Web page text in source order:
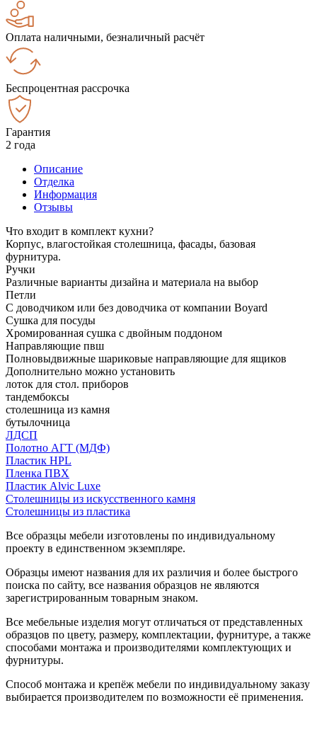
Оплата наличными, безналичный расчёт
Беспроцентная рассрочка
Гарантия
2 года
Описание
Отделка
Информация
Отзывы
Что входит в комплект кухни?
Корпус, влагостойкая столешница, фасады, базовая
фурнитура.
Ручки
Различные варианты дизайна и материала на выбор
Петли
С доводчиком или без доводчика от компании Boyard
Сушка для посуды
Хромированная сушка с двойным поддоном
Направляющие пвш
Полновыдвижные шариковые направляющие для ящиков
Дополнительно можно установить
лоток для стол. приборов
тандембоксы
столешница из камня
бутылочница
ЛДСП
Полотно АГТ (МДФ)
Пластик HPL
Пленка ПВХ
Пластик Alvic Luxe
Столешницы из искусственного камня
Столешницы из пластика
Все образцы мебели изготовлены по индивидуальному
проекту в единственном экземпляре.
Образцы имеют названия для их различия и более быстрого
поиска по сайту, все названия образцов не являются
зарегистрированным товарным знаком.
Все мебельные изделия могут отличаться от представленных
образцов по цвету, размеру, комплектации, фурнитуре, а также
способами монтажа и производителями комплектующих и
фурнитуры.
Способ монтажа и крепёж мебели по индивидуальному заказу
выбирается производителем по возможности её применения.